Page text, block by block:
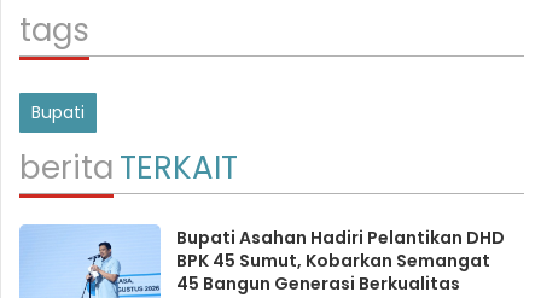
tags
Bupati
beritaTERKAIT
Bupati Asahan Hadiri Pelantikan DHD
BPK 45 Sumut, Kobarkan Semangat
45 Bangun Generasi Berkualitas